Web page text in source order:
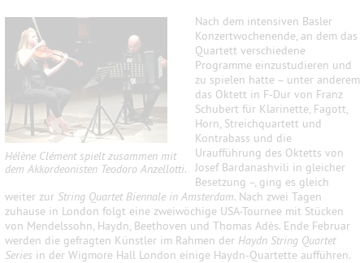
Hélène Clément spielt zusammen mit
dem Akkordeonisten Teodoro Anzellotti.
Nach dem intensiven Basler
Konzertwochenende, an dem das
Quartett verschiedene
Programme einzustudieren und
zu spielen hatte – unter anderem
das Oktett in F-Dur von Franz
Schubert für Klarinette, Fagott,
Horn, Streichquartett und
Kontrabass und die
Uraufführung des Oktetts von
Josef Bardanashvili in gleicher
Besetzung –, ging es gleich
weiter zur String Quartet Biennale in Amsterdam. Nach zwei Tagen
zuhause in London folgt eine zweiwöchige USA-Tournee mit Stücken
von Mendelssohn, Haydn, Beethoven und Thomas Adès. Ende Februar
werden die gefragten Künstler im Rahmen der Haydn String Quartet
Series in der Wigmore Hall London einige Haydn-Quartette aufführen.